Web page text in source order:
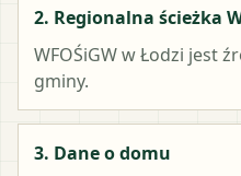
2. Regionalna ścieżka
WFOŚiGW w Łodzi jest
gminy.
3. Dane o domu